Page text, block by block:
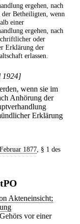
ergehen, nach
Betheiligten, wenn
einer
ergehen, nach
oder
Erklärung der
erlassen.
1924]
wenn sie im
Anhörung der
Erklärung
1877, § 1 des
Akteneinsicht;
vor einer